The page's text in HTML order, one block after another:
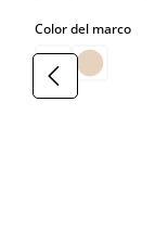
Color del marcoselect